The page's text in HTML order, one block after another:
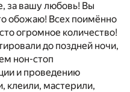
за вашу любовь! Вы
обожаю! Всех поимённо
огромное количество!
до поздней ночи,
нон-стоп
и проведению
клеили, мастерили,